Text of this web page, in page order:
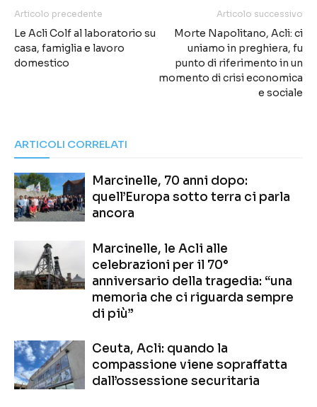
Articolo precedente
Le Acli Colf al laboratorio su
casa, famiglia e lavoro
domestico
Articolo successivo
Morte Napolitano, Acli: ci
uniamo in preghiera, fu
punto di riferimento in un
momento di crisi economica
e sociale
ARTICOLI CORRELATI
Marcinelle, 70 anni dopo:
quell’Europa sotto terra ci parla
ancora
Marcinelle, le Acli alle
celebrazioni per il 70°
anniversario della tragedia: “una
memoria che ci riguarda sempre
di più”
Ceuta, Acli: quando la
compassione viene sopraffatta
dall’ossessione securitaria